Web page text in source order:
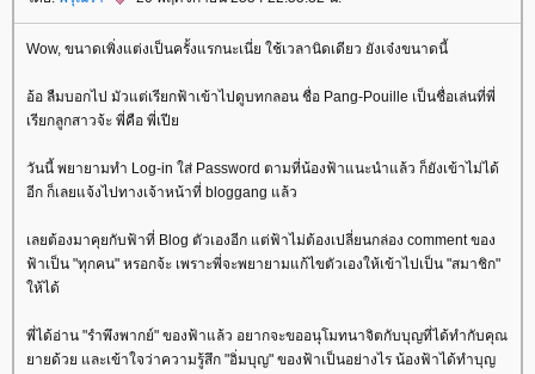
Wow, ขนาดเพิ่งแต่งเป็นครั้งแรกนะเนี่ย ใช้เวลานิดเดียว ยังเจ๋งขนาดนี้
อ้อ ลืมบอกไป มัวแต่เรียกฟ้าเข้าไปดูบทกลอน ชื่อ Pang-Pouille เป็นชื่อเล่นที่พี่
เรียกลูกสาวจ้ะ พี่คือ พี่เปี
วันนี้ พยายามทำ Log-in ใส่ Password ตามที่น้องฟ้าแนะนำแล้ว ก็ยังเข้าไม่ได้
อีก ก็เลยแจ้งไปทางเจ้าหน้าที่ bloggang แล้ว
เลยต้องมาคุยกับฟ้าที่ Blog ตัวเองอีก แต่ฟ้าไม่ต้องเปลี่ยนกล่อง comment ของ
ฟ้าเป็น "ทุกคน" หรอกจ้ะ เพราะพี่จะพยายามแก้ไขตัวเองให้เข้าไปเป็น "สมาชิก"
ห้ได้
พี่ได้อ่าน "รำพึงพากย์" ของฟ้าแล้ว อยากจะขออนุโมทนาจิตกับบุญที่ได้ทำกับคุณ
ายด้วย และเข้าใจว่าความรู้สึก "อิ่มบุญ" ของฟ้าเป็นอย่างไร น้องฟ้าได้ทำบุญ